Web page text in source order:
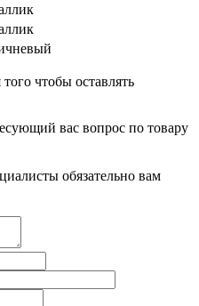
того чтобы оставлять
вас вопрос по товару
обязательно вам